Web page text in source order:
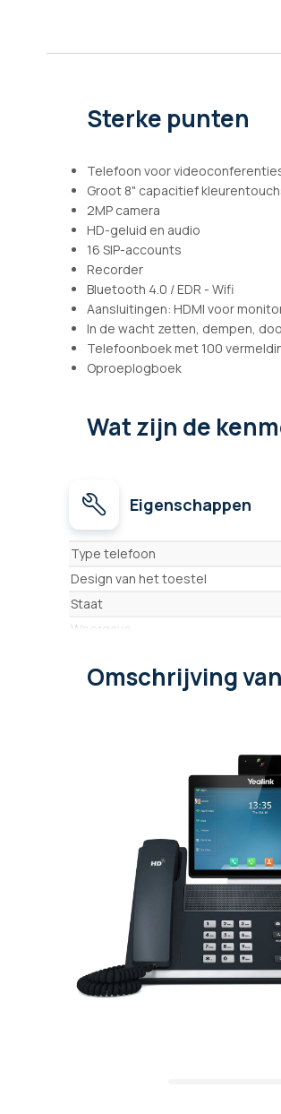
Sterke punten
Telefoon voor
Groot 8" capacitief
2MP camera
HD-geluid en audio
16 SIP-accounts
Recorder
Bluetooth 4.0 / EDR - Wifi
Aansluitingen: HDMI voor
In de wacht zetten, dempen,
Telefoonboek met 100
Oproeplogboek
Wat zijn de
Eigenschappen
Eigenschappen
Type telefoon
Design van het toestel
Staat
Weergave
Omschrijving